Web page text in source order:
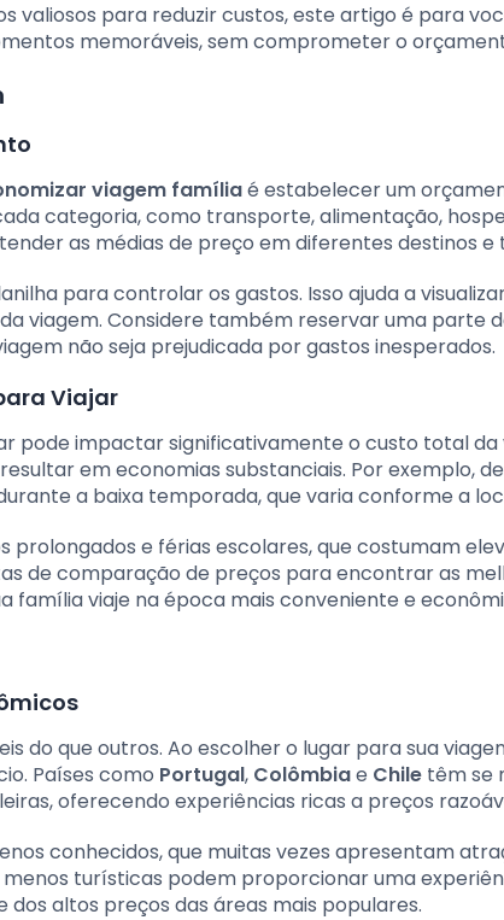
valiosos para reduzir custos, este artigo é para
memoráveis, sem comprometer o
viagem famíliaé estabelecer um
categoria, como transporte, alimentação,
as médias de preço em diferentes destinos e
para controlar os gastos. Isso ajuda a
viagem. Considere também reservar uma parte
não seja prejudicada por gastos inesperados.
Viajar
pode impactar significativamente o custo total da
em economias substanciais. Por exemplo,
a baixa temporada, que varia conforme a
prolongados e férias escolares, que costumam
de comparação de preços para encontrar as
família viaje na época mais conveniente e
do que outros. Ao escolher o lugar para sua
Países como Portugal, Colômbiae Chile têm se
oferecendo experiências ricas a preços
conhecidos, que muitas vezes apresentam
menos turísticas podem proporcionar uma
altos preços das áreas mais populares.